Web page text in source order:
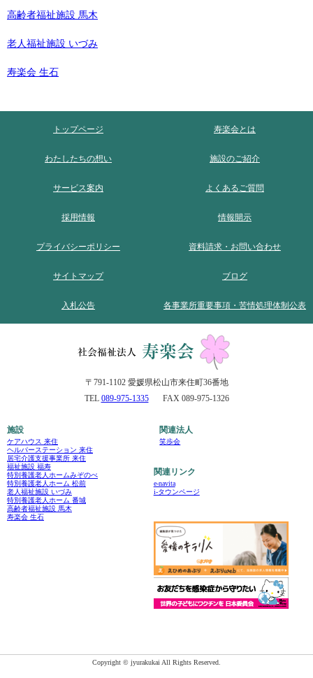
高齢者福祉施設 馬木
老人福祉施設 いづみ
寿楽会 生石
トップページ 寿楽会とは
わたしたちの想い 施設のご紹介
サービス案内 よくあるご質問
採用情報 情報開示
プライバシーポリシー 資料請求・お問い合わせ
サイトマップ ブログ
入札公告 各事業所重要事項・苦情処理体制公表
〒791-1102 愛媛県松山市来住町36番地
TEL 089-975-1335 FAX 089-975-1326
施設
ケアハウス 来住
ヘルパーステーション 来住
居宅介護支援事業所 来住
福祉施設 福寿
特別養護老人ホームみぞのべ
特別養護老人ホーム 松前
老人福祉施設 いづみ
特別養護老人ホーム 番城
高齢者福祉施設 馬木
寿楽会 生石
関連法人
笑歩会
関連リンク
e-navita
i-タウンページ
Copyright © jyurakukai All Rights Reserved.